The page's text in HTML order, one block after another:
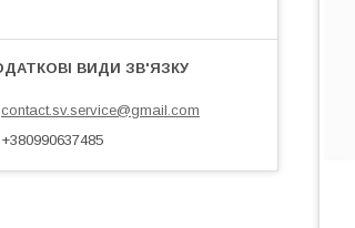
contact.sv.service@gmail.com
+380990637485